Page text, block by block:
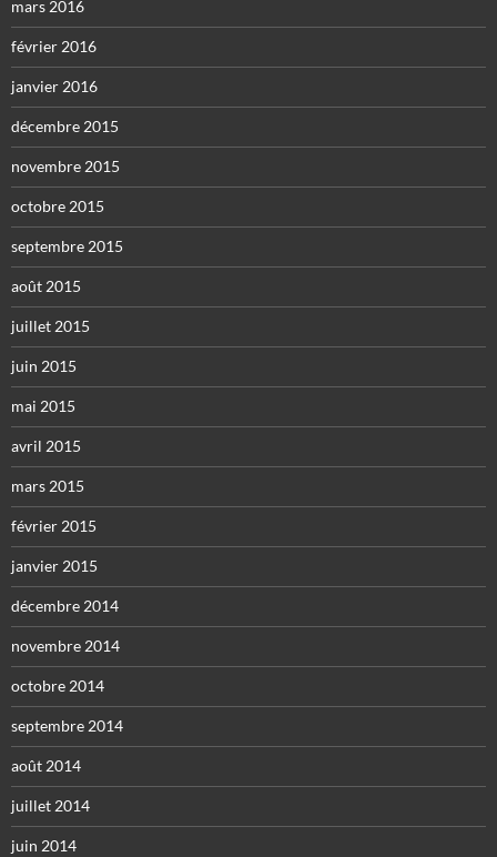
mars 2016
février 2016
janvier 2016
décembre 2015
novembre 2015
octobre 2015
septembre 2015
août 2015
juillet 2015
juin 2015
mai 2015
avril 2015
mars 2015
février 2015
janvier 2015
décembre 2014
novembre 2014
octobre 2014
septembre 2014
août 2014
juillet 2014
juin 2014